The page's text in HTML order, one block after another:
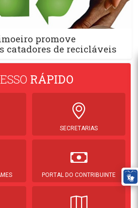
promove
catadores de recicláveis
RÁPIDO
SECRETARIAS
PORTAL DO CONTRIBUINTE